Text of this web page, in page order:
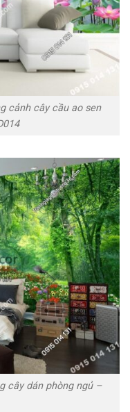
cảnh cây cầu ao sen
cây dán phòng ngủ –